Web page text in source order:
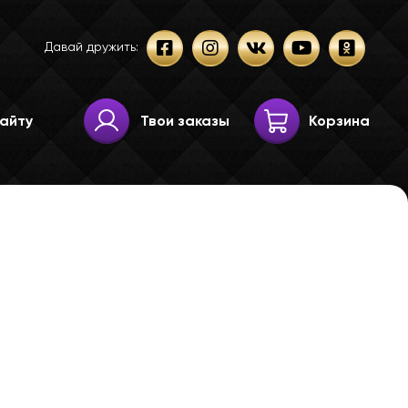
Давай дружить:
Твои заказы Корзина